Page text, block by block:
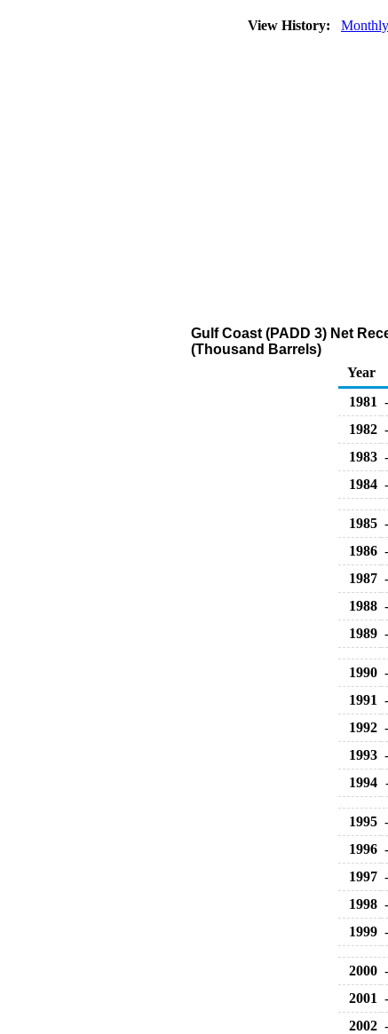
View History: Monthly
Gulf Coast (PADD 3) Net
(Thousand Barrels)
Year
1981
1982
1983
1984
1985
1986
1987
1988
1989
1990
1991
1992
1993
1994
1995
1996
1997
1998
1999
2000
2001
2002